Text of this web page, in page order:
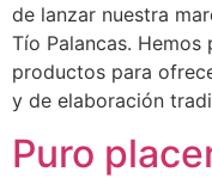
de lanzar nuestra
Tío Palancas.
productos para
y de elaboración
Puro